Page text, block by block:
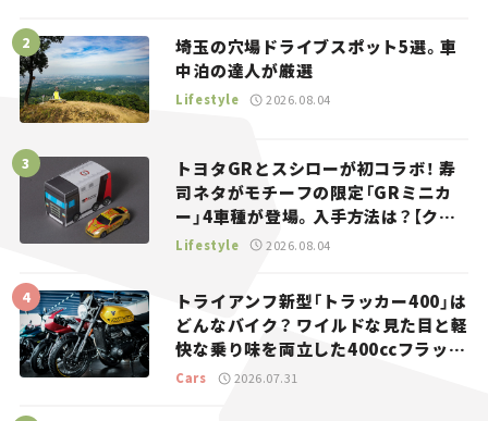
埼玉の穴場ドライブスポット5選。車
中泊の達人が厳選
Lifestyle 2026.08.04
トヨタGRとスシローが初コラボ！ 寿
司ネタがモチーフの限定「GRミニカ
ー」4車種が登場。入手方法は？【クル
マとホビー】
Lifestyle 2026.08.04
トライアンフ新型「トラッカー400」は
どんなバイク？ ワイルドな見た目と軽
快な乗り味を両立した400ccフラット
トラッカー【試乗レビュー】
Cars 2026.07.31